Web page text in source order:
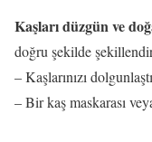
Kaşları düzgün ve
doğru şekilde
– Kaşlarınızı
– Bir kaş maskarası